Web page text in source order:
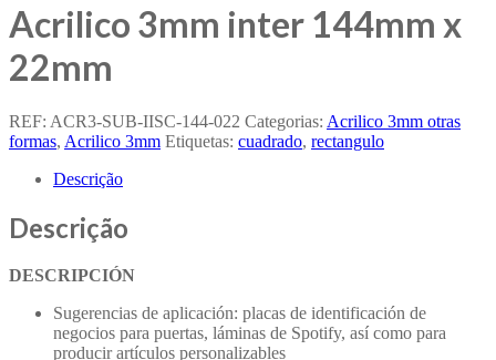
Acrilico 3mm inter 144mm x
22mm
REF: ACR3-SUB-IISC-144-022 Categorias: Acrilico 3mm otras
formas, Acrilico 3mm Etiquetas: cuadrado, rectangulo
Descrição
Descrição
DESCRIPCIÓN
Sugerencias de aplicación: placas de identificación de
negocios para puertas, láminas de Spotify, así como para
producir artículos personalizables